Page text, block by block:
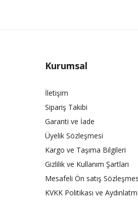
Kurumsal
İletişim
Sipariş Takibi
Garanti ve İade
Üyelik Sözleşmesi
Kargo ve Taşıma Bilgileri
Gizlilik ve Kullanım Şartları
Mesafeli Ön satış
KVKK Politikası ve